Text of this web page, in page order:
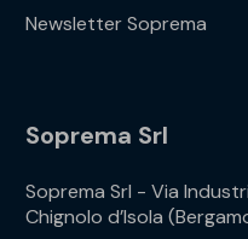
Newsletter Soprema
Soprema Srl
Soprema Srl - Via
Chignolo d’Isola